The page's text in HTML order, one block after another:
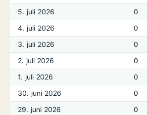
5. juli 2026
0
4. juli 2026
0
3. juli 2026
0
2. juli 2026
0
1. juli 2026
0
30. juni 2026
0
29. juni 2026
0